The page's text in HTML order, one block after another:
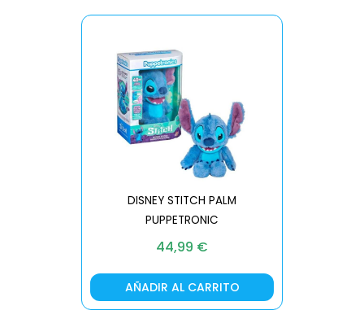
DISNEY STITCH PALM
PUPPETRONIC
44,99 €
AÑADIR AL CARRITO